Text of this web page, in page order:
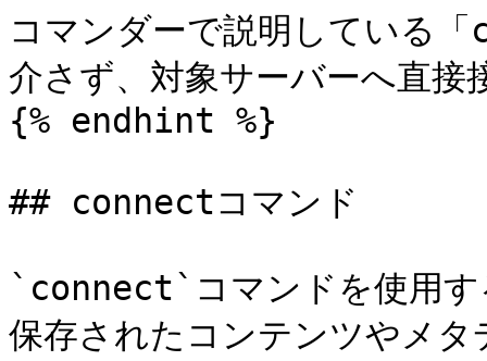
コマンダーで説明している
介さず、対象サーバーへ直接
{% endhint %}
## connectコマンド
`connect`コマンドを使用す
保存されたコンテンツやメタ